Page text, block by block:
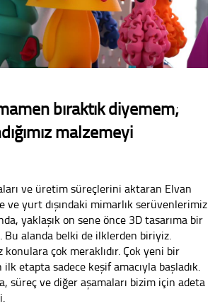
bıraktık diyemem;
malzemeyi
ve üretim süreçlerini aktaran Elvan
ve yurt dışındaki mimarlık serüvenlerimiz
yaklaşık on sene önce 3D tasarıma bir
Bu alanda belki de ilklerden biriyiz.
konulara çok meraklıdır. Çok yeni bir
etapta sadece keşif amacıyla başladık.
süreç ve diğer aşamaları bizim için adeta